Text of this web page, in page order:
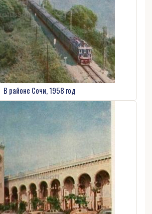
В районе Сочи, 1958 год